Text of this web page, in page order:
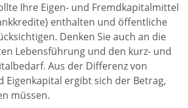
Ihre Eigen- und Fremdkapitalmittel
enthalten und öffentliche
Denken Sie auch an die
Lebensführung und den kurz- und
Aus der Differenz von
Eigenkapital ergibt sich der Betrag,
müssen.